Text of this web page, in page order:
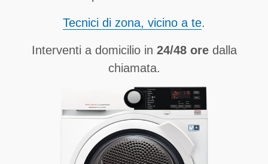
Tecnici di zona, vicino a te.
Interventi a domicilio in 24/48 oredalla
chiamata.